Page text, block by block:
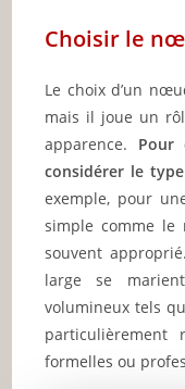
Choisir le
Le choix d’un
mais il joue un
apparence. Pour
considérer le
exemple, pour
simple comme
souvent
large se
volumineux tels
particulièrement
formelles ou